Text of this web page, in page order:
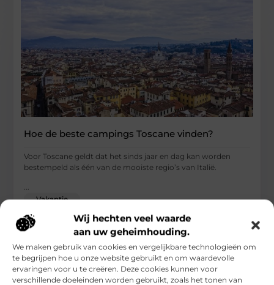
Wij hechten veel waarde
aan uw geheimhouding.
We maken gebruik van cookies en vergelijkbare technologieën om
te begrijpen hoe u onze website gebruikt en om waardevolle
ervaringen voor u te creëren. Deze cookies kunnen voor
verschillende doeleinden worden gebruikt, zoals het tonen van
Hoe de beste campings Toscane vinden?
Voor Toscane geldt dat het sinds jaar en dag kan worden
bestempeld als één van de mooiste regio’s van Italië.
Vakantie